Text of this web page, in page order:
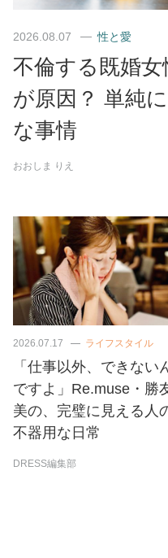
2026.08.07 性と愛
不倫する既婚
が原因？ 単純
な事情
おおしま りえ
2026.07.17 ライフスタイル
「仕事以外、できない
ですよ」Re.muse・勝
美の、完璧に見える人
不器用な日常
DRESS編集部